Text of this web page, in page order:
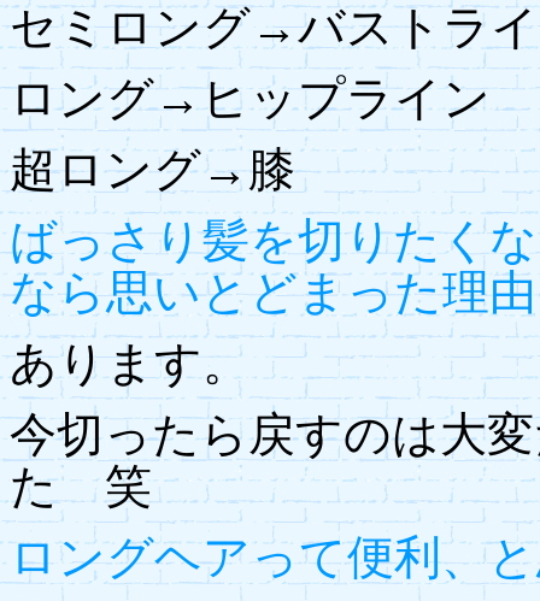
セミロング→バストラ
ロング→ヒップライン
超ロング→膝
ばっさり髪を切りたく
なら思いとどまった理
あります。
今切ったら戻すのは大
た 笑
ロングヘアって便利、